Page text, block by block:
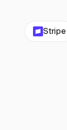
Stripe